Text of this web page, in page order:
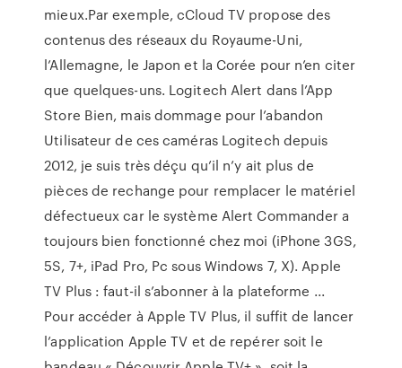
mieux.Par exemple, cCloud TV propose des
contenus des réseaux du Royaume-Uni,
l’Allemagne, le Japon et la Corée pour n’en citer
que quelques-uns. ‎Logitech Alert dans l’App
Store Bien, mais dommage pour l’abandon
Utilisateur de ces caméras Logitech depuis
2012, je suis très déçu qu’il n’y ait plus de
pièces de rechange pour remplacer le matériel
défectueux car le système Alert Commander a
toujours bien fonctionné chez moi (iPhone 3GS,
5S, 7+, iPad Pro, Pc sous Windows 7, X). Apple
TV Plus : faut-il s’abonner à la plateforme ...
Pour accéder à Apple TV Plus, il suffit de lancer
l’application Apple TV et de repérer soit le